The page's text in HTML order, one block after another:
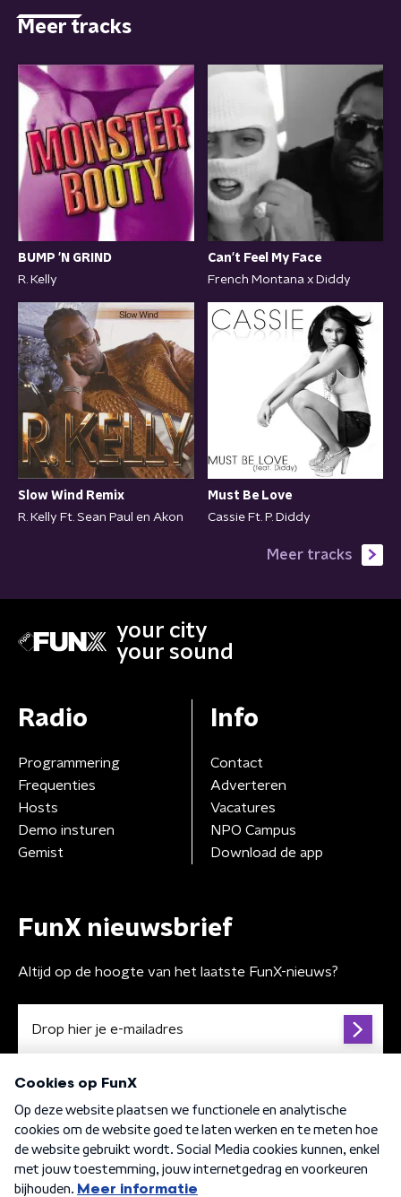
Meer tracks
BUMP 'N GRIND
R. Kelly
Can't Feel My Face
French Montana x Diddy
Slow Wind Remix
R. Kelly Ft. Sean Paul en Akon
Must Be Love
Cassie Ft. P. Diddy
Meer tracks
your city
your sound
Radio
Programmering
Frequenties
Hosts
Demo insturen
Gemist
Info
Contact
Adverteren
Vacatures
NPO Campus
Download de app
FunX nieuwsbrief
Altijd op de hoogte van het laatste FunX-nieuws?
Algemene voorwaarden Privacybeleid